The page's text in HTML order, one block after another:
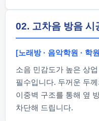
02. 고차음 방음 시
[노래방 · 음악학원 · 학
소음 민감도가 높은 상
필수입니다. 두꺼운 두
이중벽 구조를 통해 옆
차단해 드립니다.